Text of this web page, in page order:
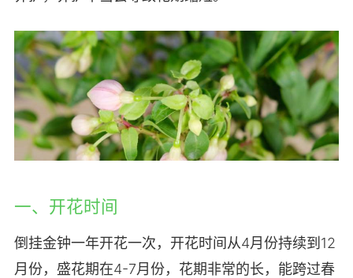
一、开花时间
倒挂金钟一年开花一次，开花时间从4月份持续到12
月份，盛花期在4-7月份，花期非常的长，能跨过春